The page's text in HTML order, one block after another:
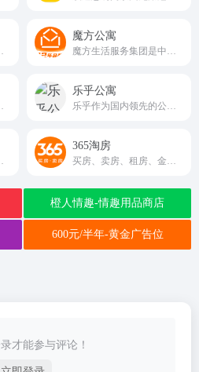
魔方公寓
乐乎公寓
365淘房
橙人情趣-情趣用品商店
600元/半年-黄金广告位
才能参与评论！